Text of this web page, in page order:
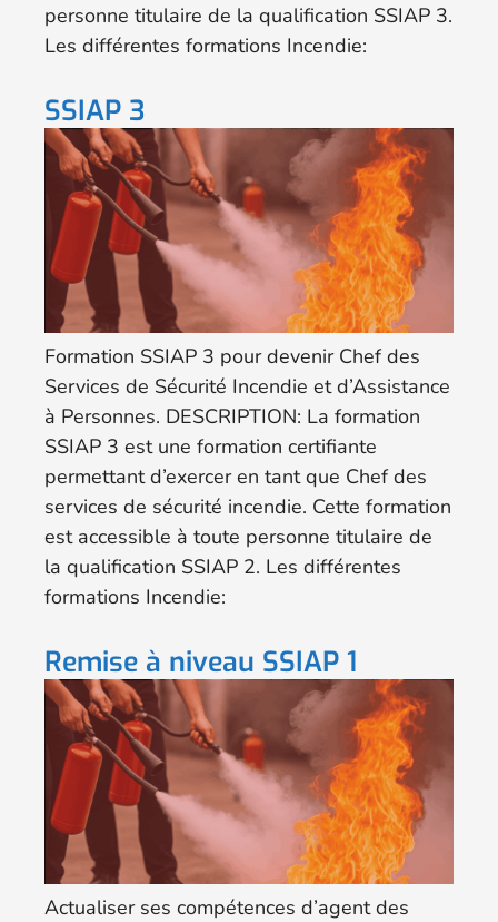
personne titulaire de la qualification SSIAP 3.
Les différentes formations Incendie:
SSIAP 3
Formation SSIAP 3 pour devenir Chef des
Services de Sécurité Incendie et d’Assistance
à Personnes. DESCRIPTION: La formation
SSIAP 3 est une formation certifiante
permettant d’exercer en tant que Chef des
services de sécurité incendie. Cette formation
est accessible à toute personne titulaire de
la qualification SSIAP 2. Les différentes
formations Incendie:
Remise à niveau SSIAP 1
Actualiser ses compétences d’agent des